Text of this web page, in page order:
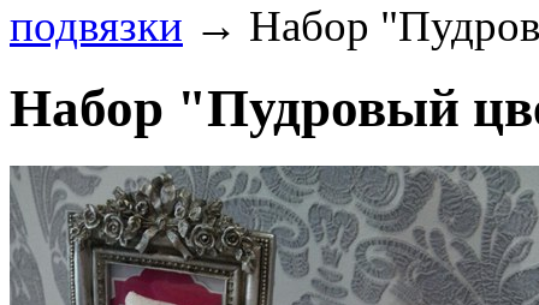
подвязки → Набор
Набор "Пудровый